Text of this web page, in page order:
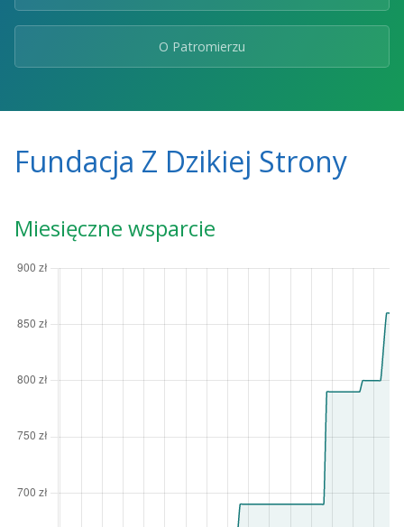
O Patromierzu
Fundacja Z Dzikiej Strony
Miesięczne wsparcie